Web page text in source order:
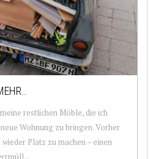
restlichen Möble, die ich
Wohnung zu bringen. Vorher
Platz zu machen – einen